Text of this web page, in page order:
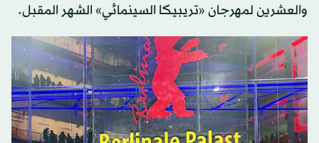
والعشرين لمهرجان «تريبيكا السينمائي» الشهر المقبل.